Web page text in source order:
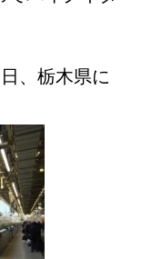
、栃木県に